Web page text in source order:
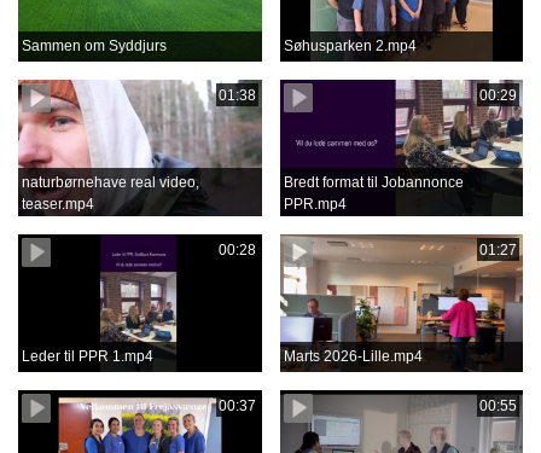
Sammen om Syddjurs Søhusparken 2.mp4
01:38
naturbørnehave real video,
teaser.mp4
00:29
Bredt format til Jobannonce
PPR.mp4
00:28
Leder til PPR 1.mp4
01:27
Marts 2026-Lille.mp4
00:37 00:55